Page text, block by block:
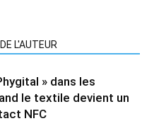
L'AUTEUR
» dans les
le textile devient un
NFC